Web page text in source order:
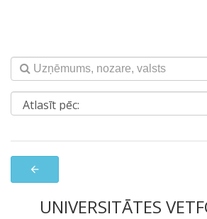
arrow_back
UNIVERSITĀTES